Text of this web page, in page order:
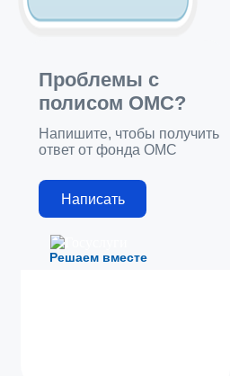
Решаем вместе
Проблемы с
полисом ОМС?
Напишите, чтобы получить
ответ от фонда ОМС
Написать